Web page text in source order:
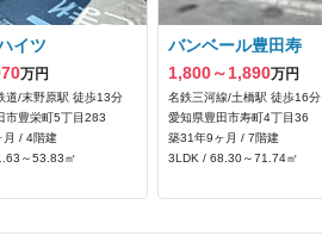
イツ
万円
道/末野原駅 徒歩13分
市豊栄町5丁目283
月 / 4階建
～53.83㎡
バンベール豊田寿
1,800～1,890万円
名鉄三河線/土橋駅 徒歩16分
愛知県豊田市寿町4丁目36
築31年9ヶ月 / 7階建
3LDK / 68.30～71.74㎡